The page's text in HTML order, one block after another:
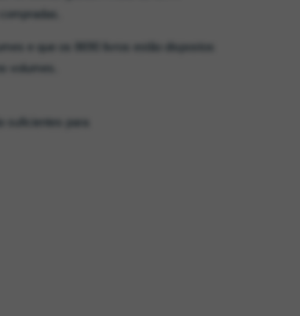
e que os 8690 livros estão dispostos
volumes.
para